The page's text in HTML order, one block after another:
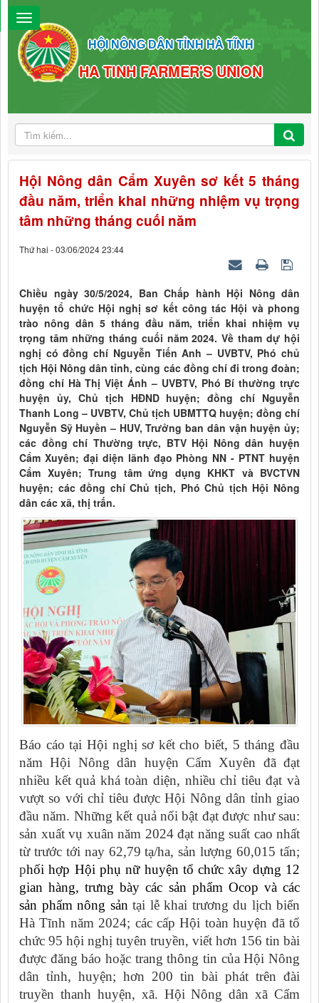
HỘI NÔNG DÂN TỈNH HÀ TĨNH
HA TINH FARMER'S UNION
Hội Nông dân Cẩm Xuyên sơ kết 5 tháng
đầu năm, triển khai những nhiệm vụ trọng
tâm những tháng cuối năm
Thứ hai - 03/06/2024 23:44
Chiều ngày 30/5/2024, Ban Chấp hành Hội Nông dân
huyện tổ chức Hội nghị sơ kết công tác Hội và phong
trào nông dân 5 tháng đầu năm, triển khai nhiệm vụ
trọng tâm những tháng cuối năm 2024. Về tham dự hội
nghị có đồng chí Nguyễn Tiến Anh – UVBTV, Phó chủ
tịch Hội Nông dân tỉnh, cùng các đồng chí đi trong đoàn;
đồng chí Hà Thị Việt Ánh – UVBTV, Phó Bí thường trực
huyện ủy, Chủ tịch HĐND huyện; đồng chí Nguyễn
Thanh Long – UVBTV, Chủ tịch UBMTTQ huyện; đồng chí
Nguyễn Sỹ Huyền – HUV, Trưởng ban dân vận huyện ủy;
các đồng chí Thường trực, BTV Hội Nông dân huyện
Cẩm Xuyên; đại diện lãnh đạo Phòng NN - PTNT huyện
Cẩm Xuyên; Trung tâm ứng dụng KHKT và BVCTVN
huyện; các đồng chí Chủ tịch, Phó Chủ tịch Hội Nông
dân các xã, thị trấn.
Báo cáo tại Hội nghị sơ kết cho biết, 5 tháng đầu
năm Hội Nông dân huyện Cẩm Xuyên đã đạt
nhiều kết quả khá toàn diện, nhiều chỉ tiêu đạt và
vượt so với chỉ tiêu được Hội Nông dân tỉnh giao
đầu năm. Những kết quả nổi bật đạt được như sau:
sản xuất vụ xuân năm 2024 đạt năng suất cao nhất
từ trước tới nay 62,79 tạ/ha, sản lượng 60,015 tấn;
phối hợp Hội phụ nữ huyện tổ chức xây dựng 12
gian hàng, trưng bày các sản phẩm Ocop và các
sản phẩm nông sản tại lễ khai trương du lịch biển
Hà Tĩnh năm 2024; các cấp Hội toàn huyện đã tổ
chức 95 hội nghị tuyên truyền, viết hơn 156 tin bài
được đăng báo hoặc trang thông tin của Hội Nông
dân tỉnh, huyện; hơn 200 tin bài phát trên đài
truyền thanh huyện, xã. Hội Nông dân xã Cẩm